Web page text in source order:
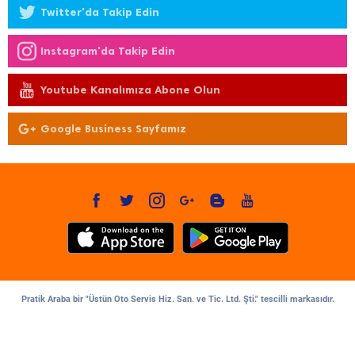
Twitter'da Takip Edin
Instagram'da Takip Edin
Youtube Kanalımıza Abone Olun
Google Business Sayfamız
Pratik Araba bir "Üstün Oto Servis Hiz. San. ve Tic. Ltd. Şti." tescilli markasıdır.